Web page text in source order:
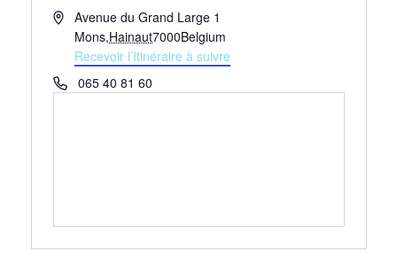
AdresseAvenue du Grand Large 1
Mons,Hainaut7000Belgium
Recevoir l’Itinéraire à suivre
Téléphone
065 40 81 60